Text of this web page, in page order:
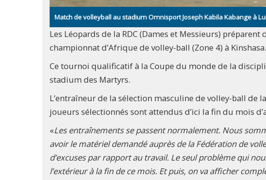
Match de volleyball au stadium Omnisport Joseph Kabila Kabange à
Les Léopards de la RDC (Dames et Messieurs)
championnat d’Afrique de volley-ball (Zone 4) à Kinshasa.
Ce tournoi qualificatif à la Coupe du monde de la
stadium des Martyrs.
L’entraîneur de la sélection masculine de volley-ball de
joueurs sélectionnés sont attendus d’ici la fin du mois
«Les entraînements se passent normalement. Nous
avoir le matériel demandé auprès de la Fédération de
d’excuses par rapport au travail. Le seul problème qui
l’extérieur à la fin de ce mois. Et puis, on va afficher